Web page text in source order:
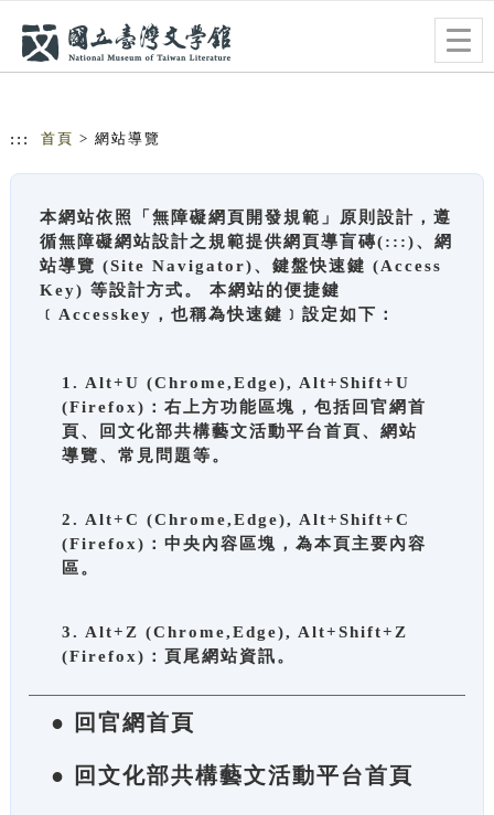
::: 首頁 > 網站導覽
本網站依照「無障礙網頁開發規範」原則設計，遵
循無障礙網站設計之規範提供網頁導盲磚(:::)、網
站導覽 (Site Navigator)、鍵盤快速鍵 (Access
Key) 等設計方式。 本網站的便捷鍵
﹝Accesskey，也稱為快速鍵﹞設定如下：
1. Alt+U (Chrome,Edge), Alt+Shift+U
(Firefox)：右上方功能區塊，包括回官網首
頁、回文化部共構藝文活動平台首頁、網站
導覽、常見問題等。
2. Alt+C (Chrome,Edge), Alt+Shift+C
(Firefox)：中央內容區塊，為本頁主要內容
區。
3. Alt+Z (Chrome,Edge), Alt+Shift+Z
(Firefox)：頁尾網站資訊。
● 回官網首頁
● 回文化部共構藝文活動平台首頁